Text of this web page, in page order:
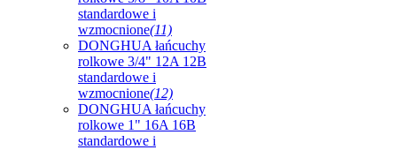
standardowe i
wzmocnione(11)
DONGHUA łańcuchy
rolkowe 3/4" 12A 12B
standardowe i
wzmocnione(12)
DONGHUA łańcuchy
rolkowe 1" 16A 16B
standardowe i